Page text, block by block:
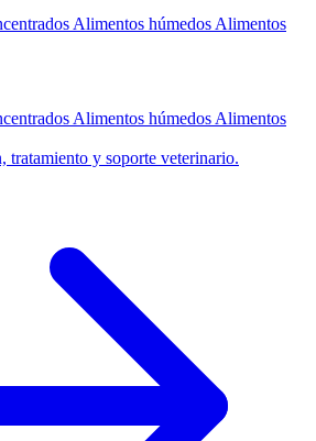
Alimentos húmedos Alimentos
Alimentos húmedos Alimentos
tratamiento y soporte veterinario.